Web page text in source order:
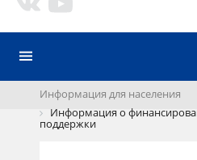
Информация для населения
Информация о
поддержки